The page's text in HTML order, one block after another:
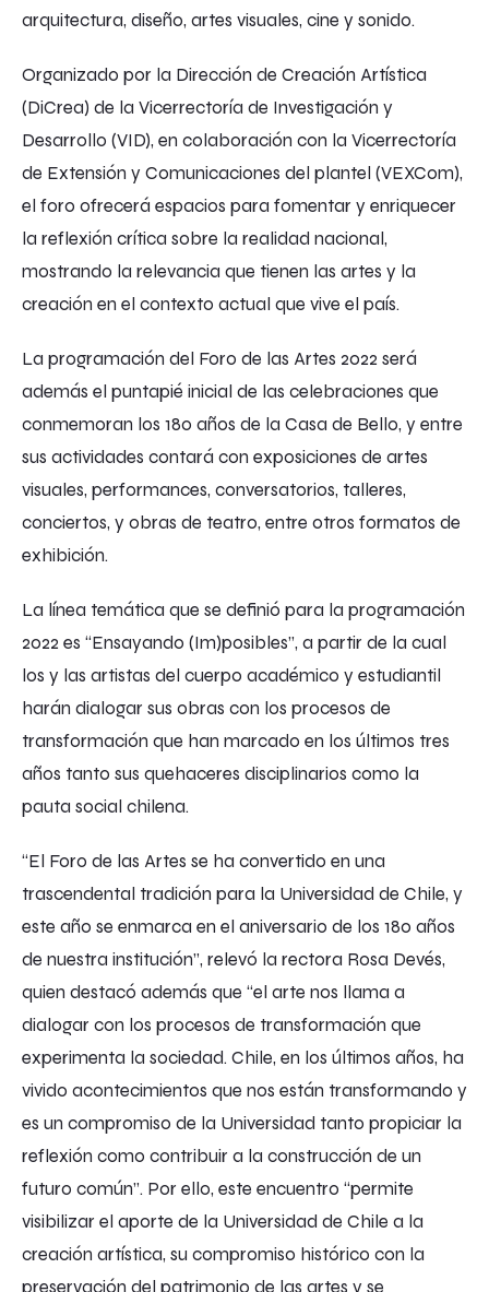
arquitectura, diseño, artes visuales, cine y sonido.
Organizado por la Dirección de Creación Artística
(DiCrea) de la Vicerrectoría de Investigación y
Desarrollo (VID), en colaboración con la Vicerrectoría
de Extensión y Comunicaciones del plantel (VEXCom),
el foro ofrecerá espacios para fomentar y enriquecer
la reflexión crítica sobre la realidad nacional,
mostrando la relevancia que tienen las artes y la
creación en el contexto actual que vive el país.
La programación del Foro de las Artes 2022 será
además el puntapié inicial de las celebraciones que
conmemoran los 180 años de la Casa de Bello, y entre
sus actividades contará con exposiciones de artes
visuales, performances, conversatorios, talleres,
conciertos, y obras de teatro, entre otros formatos de
exhibición.
La línea temática que se definió para la programación
2022 es “Ensayando (Im)posibles”, a partir de la cual
los y las artistas del cuerpo académico y estudiantil
harán dialogar sus obras con los procesos de
transformación que han marcado en los últimos tres
años tanto sus quehaceres disciplinarios como la
pauta social chilena.
“El Foro de las Artes se ha convertido en una
trascendental tradición para la Universidad de Chile, y
este año se enmarca en el aniversario de los 180 años
de nuestra institución”, relevó la rectora Rosa Devés,
quien destacó además que “el arte nos llama a
dialogar con los procesos de transformación que
experimenta la sociedad. Chile, en los últimos años, ha
vivido acontecimientos que nos están transformando y
es un compromiso de la Universidad tanto propiciar la
reflexión como contribuir a la construcción de un
futuro común”. Por ello, este encuentro “permite
visibilizar el aporte de la Universidad de Chile a la
creación artística, su compromiso histórico con la
preservación del patrimonio de las artes y se